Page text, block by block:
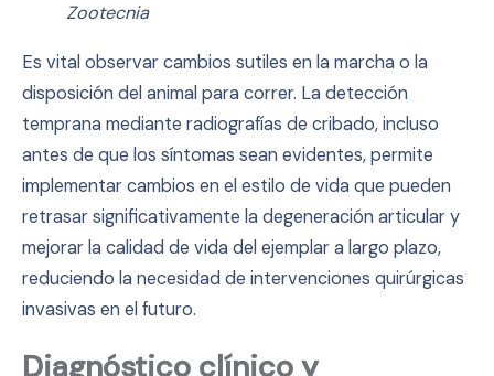
Zootecnia
Es vital observar cambios sutiles en la marcha o la
disposición del animal para correr. La detección
temprana mediante radiografías de cribado, incluso
antes de que los síntomas sean evidentes, permite
implementar cambios en el estilo de vida que pueden
retrasar significativamente la degeneración articular y
mejorar la calidad de vida del ejemplar a largo plazo,
reduciendo la necesidad de intervenciones quirúrgicas
invasivas en el futuro.
Diagnóstico clínico y